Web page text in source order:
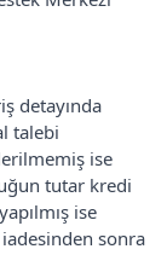
detayında
talebi
ise
tutar kredi
ise
sonra